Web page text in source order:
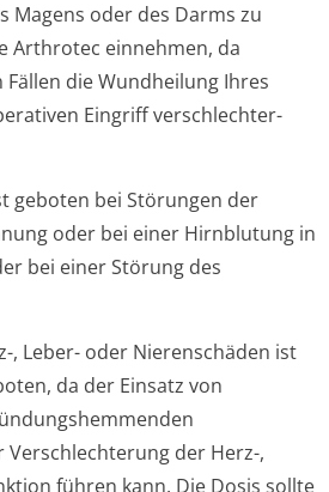
Magens oder des Darms zu
Arthrotec einnehmen, da
die Wundheilung Ihres
Eingriff verschlechter­
geboten bei Störungen der
oder bei einer Hirnblutung in
bei einer Störung des
, Leber- oder Nierenschäden ist
da der Einsatz von
der Herz-,
führen kann. Die Dosis sollte